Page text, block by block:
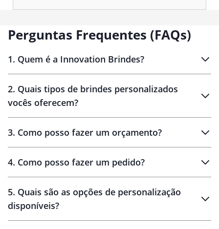
Perguntas Frequentes (FAQs)
1. Quem é a Innovation Brindes?
Brindes personalizados
2. Quais tipos de brindes personalizados
vocês oferecem?
personalizados
3. Como posso fazer um orçamento?
brinde
personalização
4. Como posso fazer um pedido?
amostra virtual
5. Quais são as opções de personalização
disponíveis?